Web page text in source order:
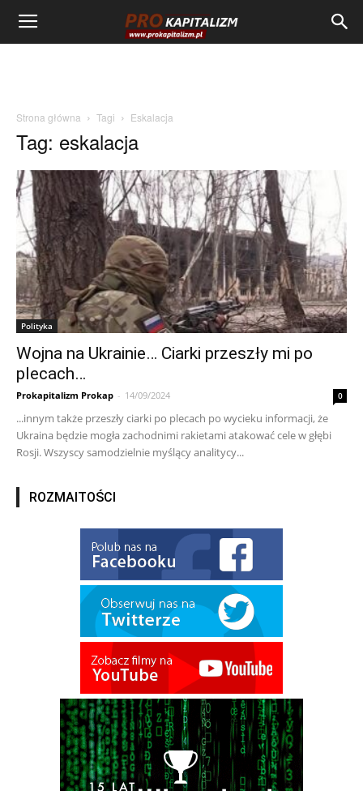
Strona główna Tagi Eskalacja
Tag: eskalacja
Polityka
Wojna na Ukrainie… Ciarki przeszły mi po
plecach…
Prokapitalizm Prokap - 14/09/2024 0
...innym także przeszły ciarki po plecach po wycieku informacji, że
Ukraina będzie mogła zachodnimi rakietami atakować cele w głębi
Rosji. Wszyscy samodzielnie myślący analitycy...
ROZMAITOŚCI